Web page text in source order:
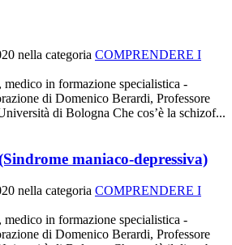
nella categoria COMPRENDERE I
in formazione specialistica -
di Domenico Berardi, Professore
di Bologna Che cos’è la schizof...
maniaco-depressiva)
nella categoria COMPRENDERE I
in formazione specialistica -
di Domenico Berardi, Professore